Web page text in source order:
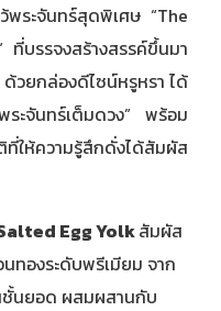
ระจันทร์สุดพิเศษ “The
บรรจงสร้างสรรค์ขึ้นมา
วยกล่องดีไซน์หรูหรา ได้
ระจันทร์เต็มดวง” พร้อม
ความรู้สึกดั่งได้สัมผัส
Egg Yolkสัมผัส
ทองระดับพรีเมียม จาก
นยอด ผสมผสานกับ